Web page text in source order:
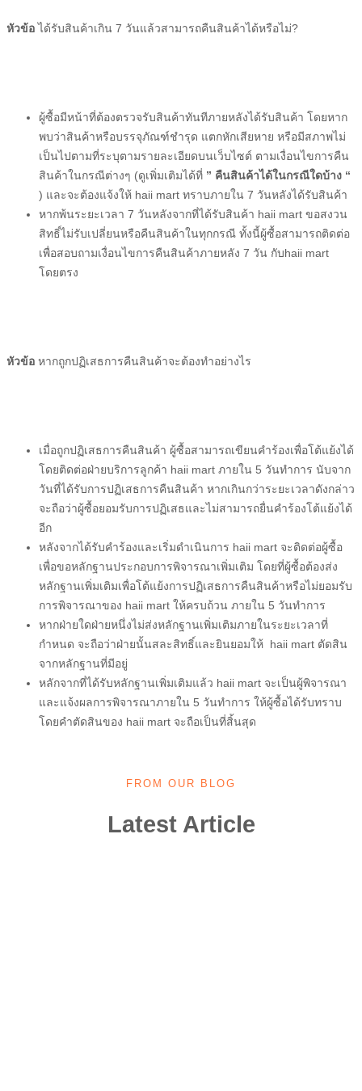
หัวข้อได้รับสินค้าเกิน 7 วันแล้วสามารถคืนสินค้าได้หรือไม่?
ผู้ซื้อมีหน้าที่ต้องตรวจรับสินค้าทันทีภายหลังได้รับสินค้า โดยหาก
พบว่าสินค้าหรือบรรจุภัณฑ์ชำรุด แตกหักเสียหาย หรือมีสภาพไม่
เป็นไปตามที่ระบุตามรายละเอียดบนเว็บไซต์ ตามเงื่อนไขการคืน
สินค้าในกรณีต่างๆ (ดูเพิ่มเติมได้ที่ ” คืนสินค้าได้ในกรณีใดบ้าง “
) และจะต้องแจ้งให้ haii mart ทราบภายใน 7 วันหลังได้รับสินค้า
หากพ้นระยะเวลา 7 วันหลังจากที่ได้รับสินค้า haii mart ขอสงวน
สิทธิ์ไม่รับเปลี่ยนหรือคืนสินค้าในทุกกรณี ทั้งนี้ผู้ซื้อสามารถติดต่อ
เพื่อสอบถามเงื่อนไขการคืนสินค้าภายหลัง 7 วัน กับhaii mart
โดยตรง
หัวข้อ หากถูกปฏิเสธการคืนสินค้าจะต้องทำอย่างไร
เมื่อถูกปฏิเสธการคืนสินค้า ผู้ซื้อสามารถเขียนคำร้องเพื่อโต้แย้งได้
โดยติดต่อฝ่ายบริการลูกค้า haii mart ภายใน 5 วันทำการ นับจาก
วันที่ได้รับการปฏิเสธการคืนสินค้า หากเกินกว่าระยะเวลาดังกล่าว
จะถือว่าผู้ซื้อยอมรับการปฏิเสธและไม่สามารถยื่นคำร้องโต้แย้งได้
อีก
หลังจากได้รับคำร้องและเริ่มดำเนินการ haii mart จะติดต่อผู้ซื้อ
เพื่อขอหลักฐานประกอบการพิจารณาเพิ่มเติม โดยที่ผู้ซื้อต้องส่ง
หลักฐานเพิ่มเติมเพื่อโต้แย้งการปฏิเสธการคืนสินค้าหรือไม่ยอมรับ
การพิจารณาของ haii mart ให้ครบถ้วน ภายใน 5 วันทำการ
หากฝ่ายใดฝ่ายหนึ่งไม่ส่งหลักฐานเพิ่มเติมภายในระยะเวลาที่
กำหนด จะถือว่าฝ่ายนั้นสละสิทธิ์และยินยอมให้ haii mart ตัดสิน
จากหลักฐานที่มีอยู่
หลักจากที่ได้รับหลักฐานเพิ่มเติมแล้ว haii mart จะเป็นผู้พิจารณา
และแจ้งผลการพิจารณาภายใน 5 วันทำการ ให้ผู้ซื้อได้รับทราบ
โดยคำตัดสินของ haii mart จะถือเป็นที่สิ้นสุด
FROM OUR BLOG
Latest Article